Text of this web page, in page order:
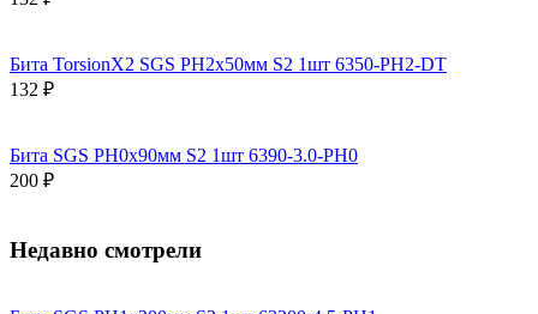
Бита TorsionX2 SGS PH2х50мм S2 1шт 6350-PH2-DT
132 ₽
Бита SGS PH0х90мм S2 1шт 6390-3.0-PH0
200 ₽
Недавно смотрели